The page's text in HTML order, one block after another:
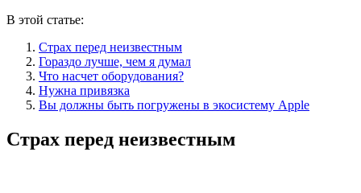
В этой статье:
Страх перед неизвестным
Гораздо лучше, чем я думал
Что насчет оборудования?
Нужна привязка
Вы должны быть погружены в экосистему Apple
Страх перед неизвестным